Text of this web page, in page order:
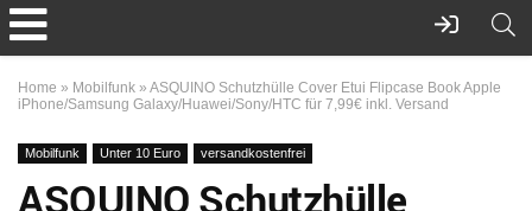
Home » Mobilfunk » ASQUINO Schutzhülle Cover Etui Flipcase Book Apple
iPhone/Samsung Galaxy/Huawei/Sony/HTC für 7,99€ inkl. Versand
Mobilfunk Unter 10 Euro versandkostenfrei
ASQUINO Schutzhülle